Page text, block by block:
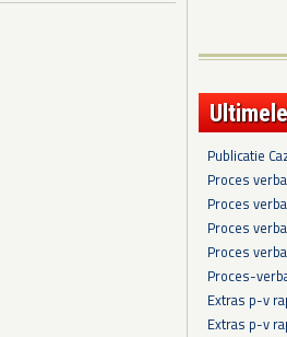
Publicatie
Proces
Proces
Proces
Proces
Proces-
Extras p-v
Extras p-v